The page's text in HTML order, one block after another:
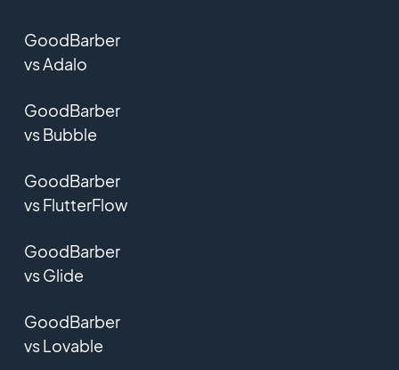
GoodBarber
vs Adalo
GoodBarber
vs Bubble
GoodBarber
vs FlutterFlow
GoodBarber
vs Glide
GoodBarber
vs Lovable